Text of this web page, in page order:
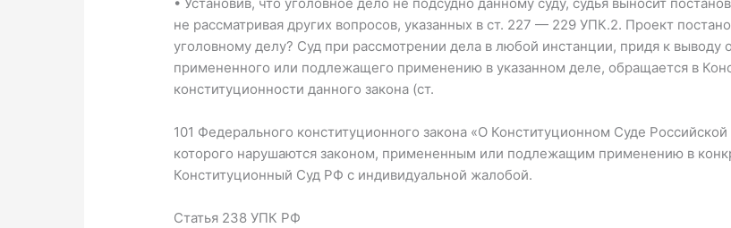
не рассматривая других вопросов, указанных в ст. 227 — 229 УПК.2. Проект
уголовному делу? Суд при рассмотрении дела в любой инстанции, придя к выводу
примененного или подлежащего применению в указанном деле, обращается в
конституционности данного закона (ст.
101 Федерального конституционного закона «О Конституционном Суде
которого нарушаются законом, примененным или подлежащим применению в
Конституционный Суд РФ с индивидуальной жалобой.
Статья 238 УПК РФ